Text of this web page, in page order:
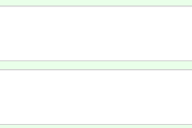
商輔導、社會
報名參加。
章及活動海報
參加。
補助參觀特色
實施計畫」
教育部表揚
貢獻獎」